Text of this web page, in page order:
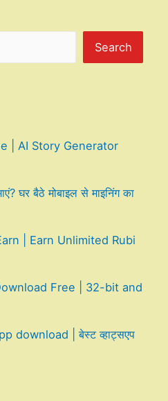
Search
| AI Story Generator
घर बैठे मोबाइल से माइनिंग का
| Earn Unlimited Rubi
Free | 32-bit and
download | बेस्ट व्हाट्सएप